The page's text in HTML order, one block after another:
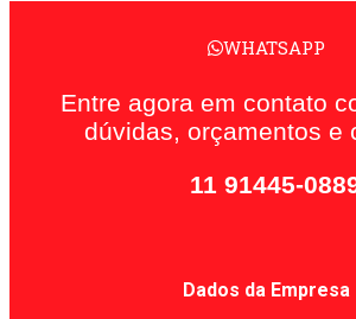
WHATSAPP
Entre agora em contato
dúvidas, orçamentos e
11 91445-
Dados da Empresa